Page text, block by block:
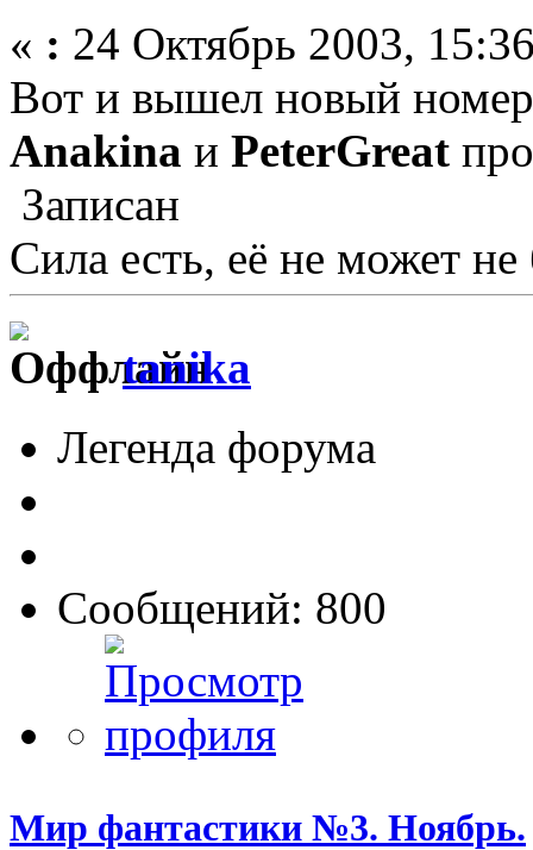
« : 24 Октябрь 2003,
Вот и вышел новый
Anakina и PeterGreat
Записан
Сила есть, её не может
tanika
Легенда форума
Сообщений: 800
Мир фантастики №3. Ноябрь.